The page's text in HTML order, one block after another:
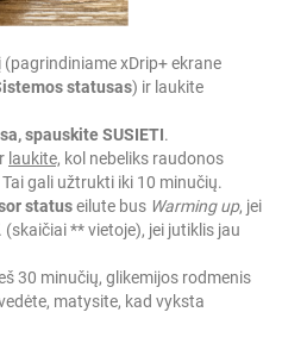
xDrip+ ekrane
statusas) ir laukite
spauskite SUSIETI.
laukite, kol nebeliks raudonos
Tai gali užtrukti iki 10 minučių.
statuseilute bus Warming up, jei
(skaičiai ** vietoje), jei jutiklis jau
30 minučių, glikemijos rodmenis
matysite, kad vyksta